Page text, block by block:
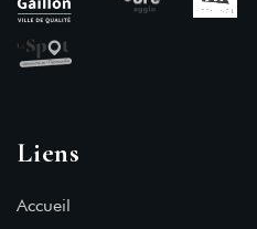
Liens
Accueil